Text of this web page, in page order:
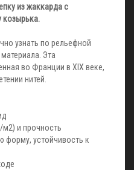
из жаккарда с
козырька.
узнать по рельефной
Эта
во Франции в XIX веке,
нитей.
и прочность
форму, устойчивость к